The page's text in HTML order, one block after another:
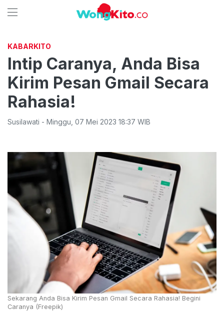
KABARKITO
Intip Caranya, Anda Bisa
Kirim Pesan Gmail Secara
Rahasia!
Susilawati - Minggu 07 Mei 2023 18:37 WIB
Sekarang Anda Bisa Kirim Pesan Gmail Secara Rahasia! Begini
Caranya (Freepik)